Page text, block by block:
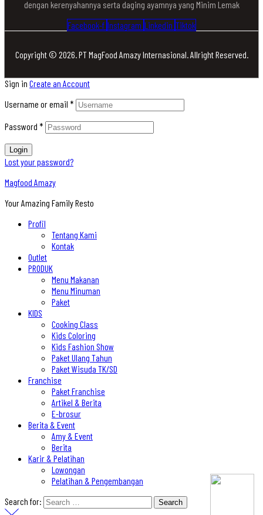
dengan kerenyahannya serta daging ayamnya yang Minim Lemak
Facebook-f Instagram Linkedin Tiktok
Copyright © 2026. PT MagFood Amazy Internasional. Allright Reserved.
Sign in Create an Account
Username or email *
Password *
Login
Lost your password?
Magfood Amazy
Your Amazing Family Resto
Profil
Tentang Kami
Kontak
Outlet
PRODUK
Menu Makanan
Menu Minuman
Paket
KIDS
Cooking Class
Kids Coloring
Kids Fashion Show
Paket Ulang Tahun
Paket Wisuda TK/SD
Franchise
Paket Franchise
Artikel & Berita
E-brosur
Berita & Event
Amy & Event
Berita
Karir & Pelatihan
Lowongan
Pelatihan & Pengembangan
Search for: